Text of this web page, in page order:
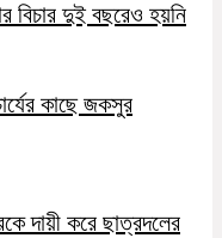
বিচার দুই বছরেও হয়নি
কাছে জকসুর
দায়ী করে ছাত্রদলের